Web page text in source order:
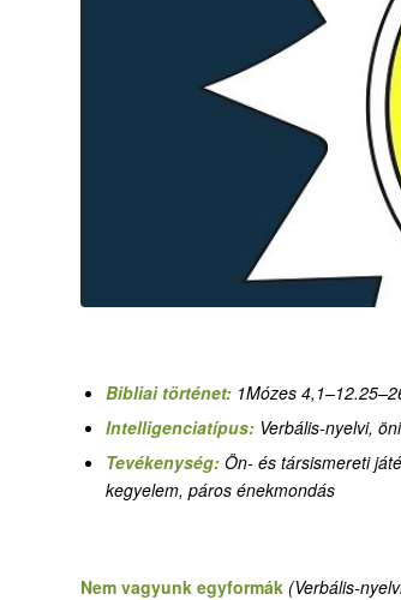
Bibliai történet: 1Mózes
Intelligenciatípus: Verbális-nyelvi,
Tevékenység: Ön- és társismereti
kegyelem, páros énekmondás
Nem vagyunk egyformák (Verbális-